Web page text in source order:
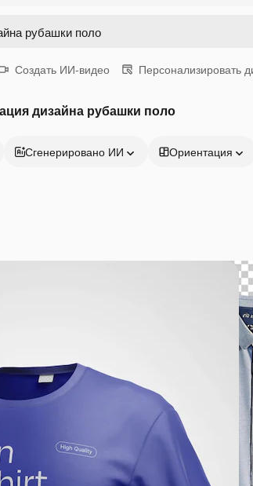
Создать ИИ-видео Персонализировать
дизайна рубашки поло
Сгенерировано ИИ Ориентация
для создания
Более 1 миллиона
креаторов,
и студий.
ИИ-помощник
Генератор
изображений ИИ
Генератор видео
Генератор голоса